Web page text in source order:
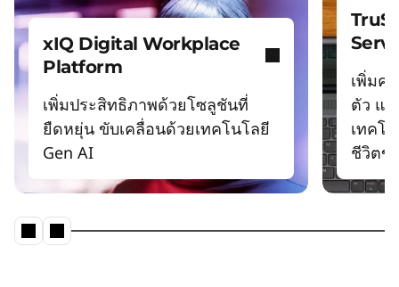
xIQ Digital Workplace
Platform
เพิ่มประสิทธิภาพด้วยโซลูชันที่
ยืดหยุ่น ขับเคลื่อนด้วยเทคโนโลยี
Gen AI
เพิ่มค
ตัว แ
เทคโ
ชีวิตข